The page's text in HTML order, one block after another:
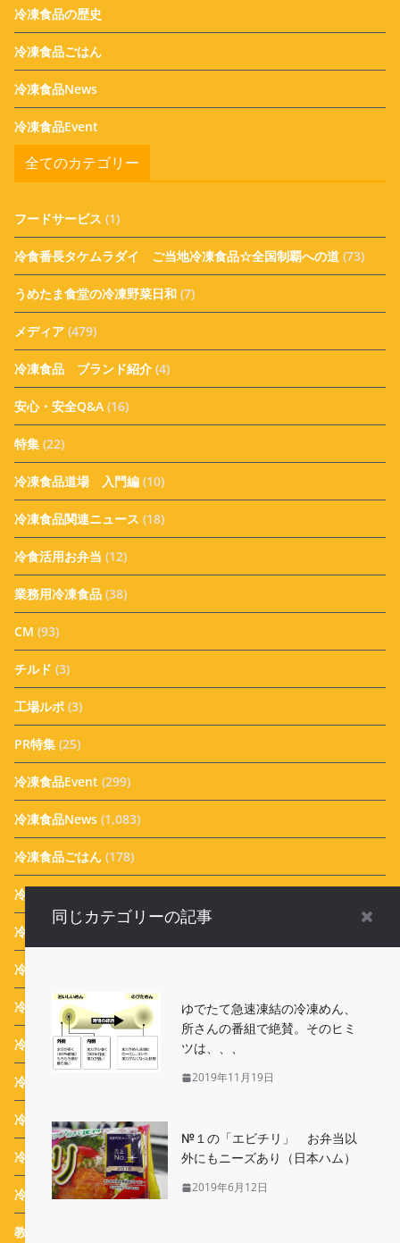
冷凍食品の歴史
冷凍食品ごはん
冷凍食品News
冷凍食品Event
全てのカテゴリー
フードサービス (1)
冷食番長タケムラダイ ご当地冷凍食品☆全国制覇への道 (73)
うめたま食堂の冷凍野菜日和 (7)
メディア (479)
冷凍食品 ブランド紹介 (4)
安心・安全Q&A (16)
特集 (22)
冷凍食品道場 入門編 (10)
冷凍食品関連ニュース (18)
冷食活用お弁当 (12)
業務用冷凍食品 (38)
CM (93)
チルド (3)
工場ルポ (3)
PR特集 (25)
冷凍食品Event (299)
冷凍食品News (1,083)
冷凍食品ごはん (178)
冷凍食品の歴史
冷凍食品新商品
冷凍食品活用レシピ
冷凍食品調理のコツ(4)
冷凍食品お弁当(15)
冷凍食品業界ニュース
冷凍食品 Campaign(387)
冷凍生活アドバイザー 西川剛史のオススメ(43)
冷凍生活アドバイザー 西川式ホームフリージング
教えて！実花先生 冷凍食品アレンジメニュー
同じカテゴリーの記事
ゆでたて急速凍結の冷凍めん、
所さんの番組で絶賛。そのヒミ
ツは、、、
2019年11月19日
№１の「エビチリ」 お弁当以
外にもニーズあり（日本ハム）
2019年6月12日